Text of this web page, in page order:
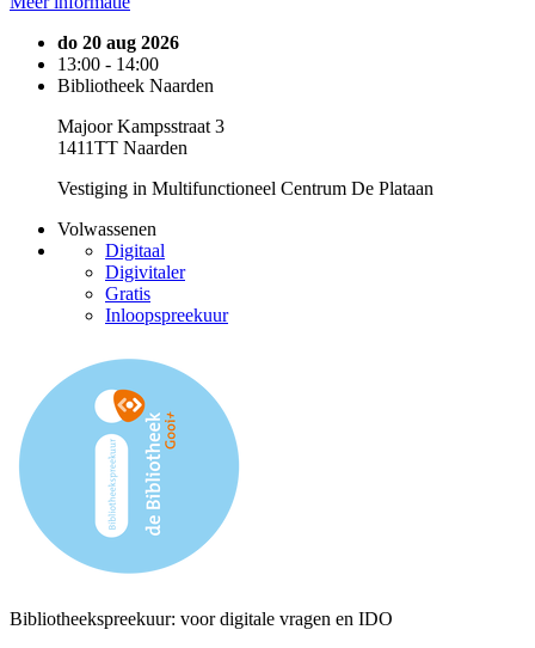
do 20 aug 2026
13:00 - 14:00
Bibliotheek Naarden
Majoor Kampsstraat 3
1411TT Naarden
Vestiging in Multifunctioneel Centrum De Plataan
Volwassenen
Digitaal
Digivitaler
Gratis
Inloopspreekuur
Bibliotheekspreekuur: voor digitale vragen en IDO